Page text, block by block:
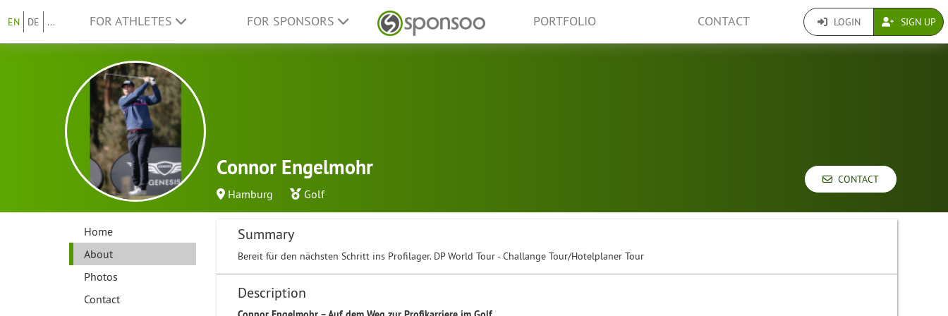
EN DE ... FOR ATHLETES FOR SPONSORS PORTFOLIO CONTACT LOGIN SIGN UP
Connor Engelmohr
Hamburg Golf
CONTACT
Home
About
Photos
Contact
Summary
Bereit für den nächsten Schritt ins Profilager. DP World Tour - Challange Tour/Hotelplaner Tour
Description